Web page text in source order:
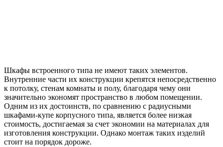
Шкафы встроенного типа не имеют таких элементов.
Внутренние части их конструкции крепятся непосредственно
к потолку, стенам комнаты и полу, благодаря чему они
значительно экономят пространство в любом помещении.
Одним из их достоинств, по сравнению с радиусными
шкафами-купе корпусного типа, является более низкая
стоимость, достигаемая за счет экономии на материалах для
изготовления конструкции. Однако монтаж таких изделий
стоит на порядок дороже.